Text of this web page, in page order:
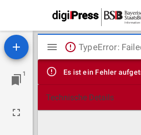
1
Mirador
Viewer
TypeError:
Es ist ein Fehler
Technische Details